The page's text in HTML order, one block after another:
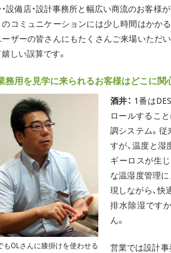
・設備店・設計事務所と幅広い商流のお客様
のコミュニケーションには少し時間はかか
ーザーの皆さんにもたくさんご来場いただ
しい誤算です。
用を見学に来られるお客様はどこに関
もOLさんに膝掛けを使わせる
酒井： 1番は
ロールするこ
調システム。
すが、温度と
ギーロスが生
な温湿度管理
現しながら、快
排水除湿です
ん。
営業では設計事